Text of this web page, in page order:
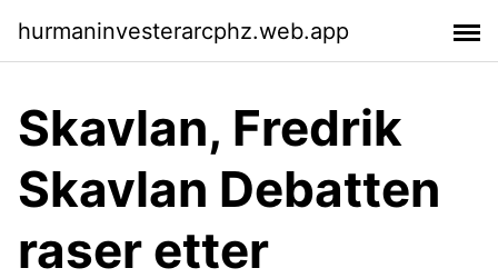
hurmaninvesterarcphz.web.app
Skavlan, Fredrik
Skavlan Debatten
raser etter